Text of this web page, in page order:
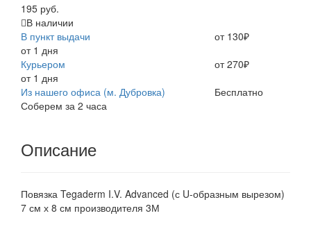
195 руб.
В наличии
В пункт выдачи
от 1 дня
от 130₽
Курьером
от 1 дня
от 270₽
Из нашего офиса (м. Дубровка)
Соберем за 2 часа
Бесплатно
Описание
Повязка Tegaderm I.V. Advanced (с U-образным вырезом)
7 см х 8 см производителя 3М